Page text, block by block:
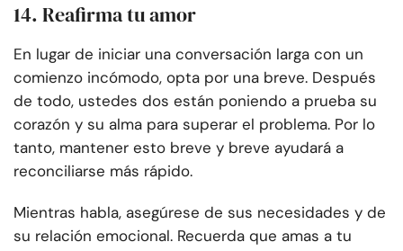
14. Reafirma tu amor
En lugar de iniciar una conversación larga con un
comienzo incómodo, opta por una breve. Después
de todo, ustedes dos están poniendo a prueba su
corazón y su alma para superar el problema. Por lo
tanto, mantener esto breve y breve ayudará a
reconciliarse más rápido.
Mientras habla, asegúrese de sus necesidades y de
su relación emocional. Recuerda que amas a tu